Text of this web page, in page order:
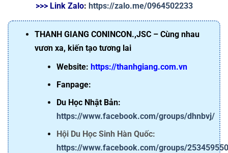
>>> Link Zalo: https://zalo.me/0964502233
THANH GIANG CONINCON.,JSC – Cùng nhau
vươn xa, kiến tạo tương lai
Website: https://thanhgiang.com.vn
Fanpage:
Du Học Nhật Bản:
https://www.facebook.com/groups/dhnbvj/
Hội Du Học Sinh Hàn Quốc:
https://www.facebook.com/groups/